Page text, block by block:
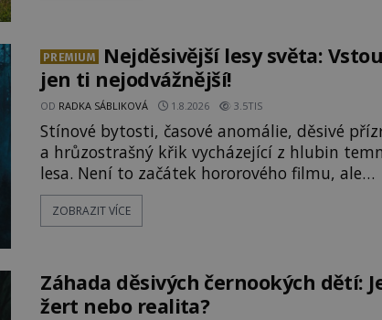
svědectví po celé generace. A právě tato
se svědectví ud
PREMIUM
Nejděsivější lesy světa: Vstoupí
jen ti nejodvážnější!
OD RADKA SÁBLIKOVÁ 1.8.2026 3.5TIS
Stínové bytosti, časové anomálie, děsivé
a hrůzostrašný křik vycházející z hlubin
lesa. Není to začátek hororového filmu, ale
události, které popisují návštěvníci lesů, které
jsou označovány jako nejděsivější na světě. Lidé
A odvážili byste se je navštívit? [gallery
ZOBRAZIT VÍCE
Záhada děsivých černookých dětí:
žert nebo realita?